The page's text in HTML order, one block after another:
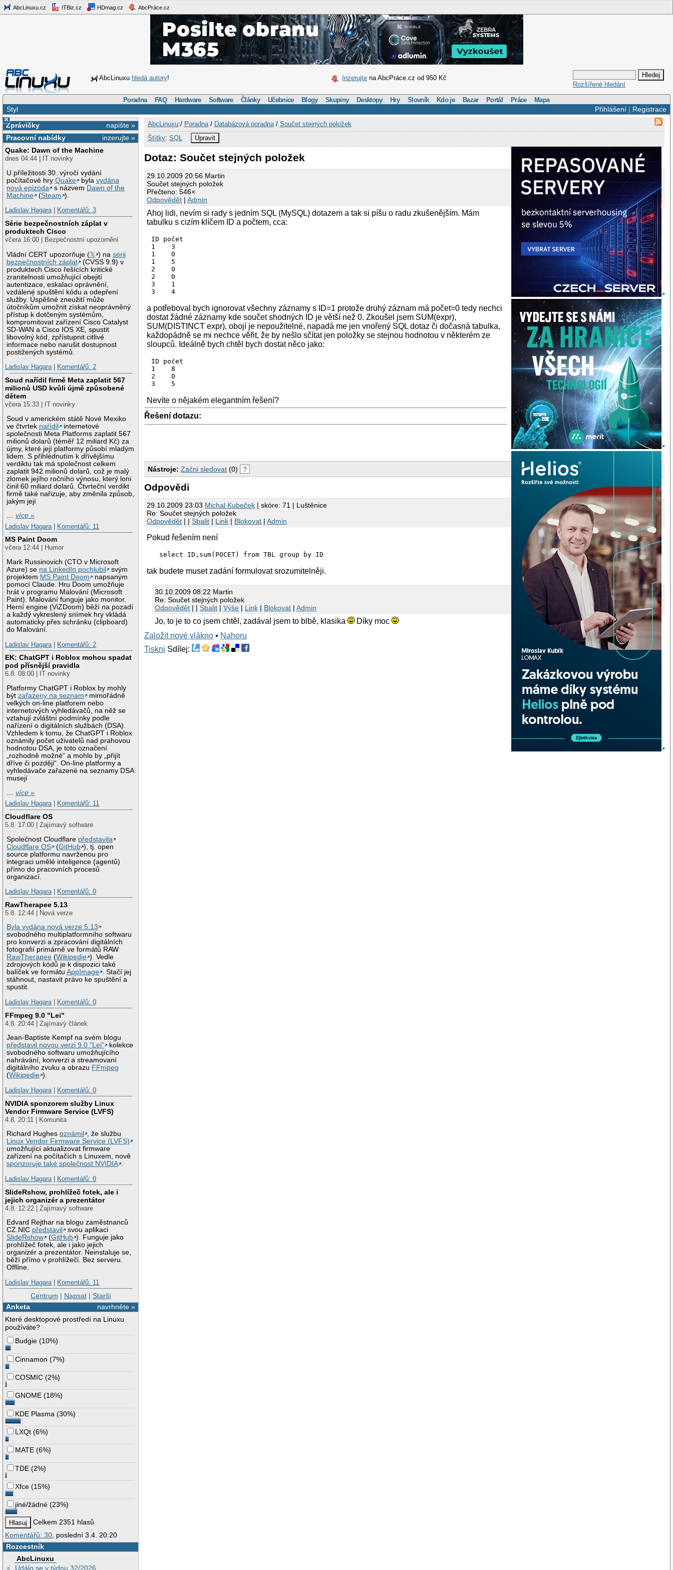
AbcLinuxu.cz ITBiz.cz HDmag.cz AbcPráce.cz
AbcLinuxu hledá autory! Inzerujte na AbcPráce.cz od 950 Kč
Rozšířené hledání
Poradna FAQ Hardware Software Články Učebnice Blogy Skupiny Desktopy Hry Slovník Kdo je Bazar Portál Práce Mapa
Přihlášení| Registrace
Styl
×
napište »
Zprávičky
inzerujte »
Pracovní nabídky
Quake: Dawn of the Machine
dnes 04:44 | IT novinky
U příležitosti 30. výročí vydání
počítačové hryQuake bylavydána
nová epizoda
s názvem Dawn of the
Machine
(Steam ).
Ladislav Hagara| Komentářů: 3
Série bezpečnostních záplat v
produktech Cisco
včera 16:00 | Bezpečnostní upozornění
Vládní CERT upozorňuje (𝕏 ) nasérii
bezpečnostních záplat
(CVSS 9.9) v
produktech Cisco řešících kritické
zranitelnosti umožňující obejití
autentizace, eskalaci oprávnění,
vzdálené spuštění kódu a odepření
služby. Úspěšné zneužití může
útočníkům umožnit získat neoprávněný
přístup k dotčeným systémům,
kompromitovat zařízení Cisco Catalyst
SD-WAN a Cisco IOS XE, spustit
libovolný kód, zpřístupnit citlivé
informace nebo narušit dostupnost
postižených systémů.
Ladislav Hagara| Komentářů: 2
Soud nařídil firmě Meta zaplatit 567
milionů USD kvůli újmě způsobené
dětem
včera 15:33 | IT novinky
Soud v americkém státě Nové Mexiko
ve čtvrtek nařídil
internetové
společnosti Meta Platforms zaplatit 567
milionů dolarů (téměř 12 miliard Kč) za
újmy, které její platformy působí mladým
lidem. S přihlédnutím k dřívějšímu
verdiktu tak má společnost celkem
zaplatit 942 milionů dolarů, což je malý
zlomek jejího ročního výnosu, který loni
činil 60 miliard dolarů. Čtvrteční verdikt
firmě také nařizuje, aby změnila způsob,
jakým její
…více »
Ladislav Hagara
Komentářů: 11
MS Paint Doom
včera 12:44 | Humor
Mark Russinovich (CTO v Microsoft
Azure) se na LinkedIn pochlubil
svým
projektem MS Paint Doom
napsaným
pomocí Claude. Hru Doom umožňuje
hrát v programu Malování (Microsoft
Paint). Malování funguje jako monitor.
Herní engine (ViZDoom) běží na pozadí
a každý vykreslený snímek hry vkládá
automaticky přes schránku (clipboard)
do Malování.
Ladislav Hagara
Komentářů: 2
EK: ChatGPT i Roblox mohou spadat
pod přísnější pravidla
6.8. 08:00 | IT novinky
Platformy ChatGPT i Roblox by mohly
býtzařazeny na seznam
mimořádně
velkých on-line platforem nebo
internetových vyhledávačů, na něž se
vztahují zvláštní podmínky podle
nařízení o digitálních službách (DSA).
Vzhledem k tomu, že ChatGPT i Roblox
oznámily počet uživatelů nad prahovou
hodnotou DSA, je toto označení
„rozhodně možné“ a mohlo by „přijít
dříve či později“. On-line platformy a
vyhledávače zařazené na seznamy DSA
musejí
…více »
Ladislav Hagara| Komentářů: 11
Cloudflare OS
5.8. 17:00 | Zajímavý software
Společnost Cloudflare představila
Cloudflare OS
(GitHub ), tj. open
source platformu navrženou pro
integraci umělé inteligence (agentů)
přímo do pracovních procesů
organizací.
Ladislav Hagara| Komentářů: 0
RawTherapee 5.13
5.8. 12:44 | Nová verze
Byla vydána nová verze 5.13
svobodného multiplatformního softwaru
pro konverzi a zpracování digitálních
fotografií primárně ve formátů RAW
RawTherapee (Wikipedie ). Vedle
zdrojových kódů je k dispozici také
balíček ve formátuAppImage . Stačí jej
stáhnout, nastavit právo ke spuštění a
spustit.
Ladislav Hagara| Komentářů: 0
FFmpeg 9.0 "Lei"
4.8. 20:44 | Zajímavý článek
Jean-Baptiste Kempf na svém blogu
představil novou verzi 9.0 "Lei"
kolekce
svobodného softwaru umožňujícího
nahrávání, konverzi a streamovaní
digitálního zvuku a obrazu FFmpeg
(Wikipedie ).
Ladislav Hagara| Komentářů: 0
NVIDIA sponzorem služby Linux
Vendor Firmware Service (LVFS)
4.8. 20:11 | Komunita
Richard Hughesoznámil
, že službu
Linux Vendor Firmware Service (LVFS)
umožňující aktualizovat firmware
zařízení na počítačích s Linuxem, nově
sponzoruje také společnost NVIDIA .
Ladislav Hagara| Komentářů: 0
SlideRshow, prohlížeč fotek, ale i
jejich organizér a prezentátor
4.8. 12:22 | Zajímavý software
Edvard Rejthar na blogu zaměstnanců
CZ.NIC představil
svou aplikaci
SlideRshow
(GitHub ). Funguje jako
prohlížeč fotek, ale i jako jejich
organizér a prezentátor. Neinstaluje se,
běží přímo v prohlížeči. Bez serveru.
Offline.
Ladislav Hagara| Komentářů: 11
Centrum | Napsat| Starší
navrhněte »
Anketa
Které desktopové prostředí na Linuxu
používáte?
Budgie (10%)
Cinnamon (7%)
COSMIC (2%)
GNOME (18%)
KDE Plasma (30%)
LXQt (6%)
MATE (6%)
TDE (2%)
Xfce (15%)
jiné/žádné (23%)
Celkem 2351 hlasů
Komentářů: 30 , poslední 3.4. 20:20
Rozcestník
AbcLinuxu
Událo se v týdnu 32/2026
AbcLinuxu:/ Poradna/ Databázová poradna/ Součet stejných položek
Štítky: SQL Upravit
Dotaz: Součet stejných položek
29.10.2009 20:56 Martin
Součet stejných položek
Přečteno: 546×
Odpovědět |Admin
Ahoj lidi, nevím si rady s jedním SQL (MySQL) dotazem a tak si píšu o radu zkušenějším. Mám
tabulku s cizím klíčem ID a počtem, cca:
ID počet
1    3
1    0
1    5
2    0
2    0
3    1
a potřeboval bych ignorovat všechny záznamy s ID=1 protože druhý záznam má počet=0 tedy nechci
dostat žádné záznamy kde součet shodných ID je větší než 0. Zkoušel jsem SUM(expr),
SUM(DISTINCT expr), obojí je nepoužitelné, napadá me jen vnořený SQL dotaz či dočasná tabulka,
každopádně se mi nechce věřit, že by nešlo sčítat jen položky se stejnou hodnotou v některém ze
sloupců. Ideálně bych chtěl bych dostat něco jako:
ID počet
1    8
2    0
Nevíte o nějakém elegantním řešení?
Řešení dotazu:
Nástroje: Začni sledovat (0) ?
Odpovědi
29.10.2009 23:03 Michal Kubeček | skóre: 71 | Luštěnice
Re: Součet stejných položek
Odpovědět | |Sbalit | Link | Blokovat |Admin
Pokud řešením není
tak budete muset zadání formulovat srozumitelněji.
30.10.2009 08:22 Martin
Re: Součet stejných položek
Odpovědět | |Sbalit |Výše | Link | Blokovat |Admin
Jo, to je to co jsem chtěl, zadával jsem to blbě, klasika
Díky moc
Založit nové vlákno • Nahoru
Tiskni Sdílej: